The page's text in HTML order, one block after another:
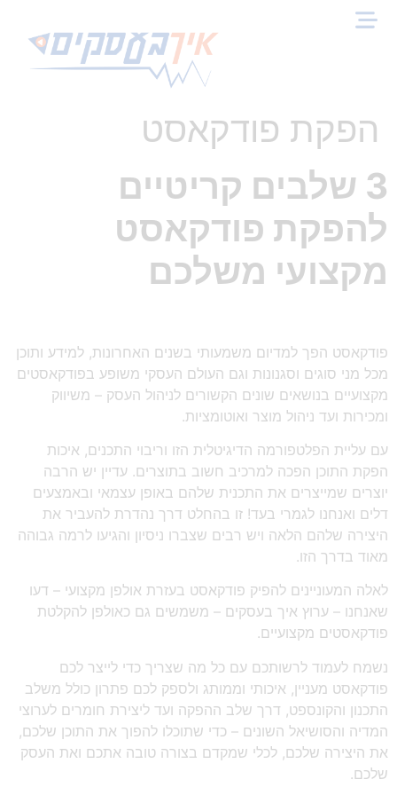
הפקת פודקאסט
3 שלבים קריטיים
להפקת פודקאסט
מקצועי משלכם
פודקאסט הפך למדיום משמעותי בשנים האחרונות, למידע ותוכן
מכל מני סוגים וסגנונות וגם העולם העסקי משופע בפודקאסטים
מקצועיים בנושאים שונים הקשורים לניהול העסק – משיווק
ומכירות ועד ניהול מוצר ואוטומציות.
עם עליית הפלטפורמה הדיגיטלית הזו וריבוי התכנים, איכות
הפקת התוכן הפכה למרכיב חשוב בתוצרים. עדיין יש הרבה
יוצרים שמייצרים את התכנית שלהם באופן עצמאי ובאמצעים
דלים ואנחנו לגמרי בעד! זו בהחלט דרך נהדרת להעביר את
היצירה שלהם הלאה ויש רבים שצברו ניסיון והגיעו לרמה גבוהה
מאוד בדרך הזו.
לאלה המעוניינים להפיק פודקאסט בעזרת אולפן מקצועי – דעו
שאנחנו – ערוץ איך בעסקים – משמשים גם כאולפן להקלטת
פודקאסטים מקצועיים.
נשמח לעמוד לרשותכם עם כל מה שצריך כדי לייצר לכם
פודקאסט מעניין, איכותי וממותג ולספק לכם פתרון כולל משלב
התכנון והקונספט, דרך שלב ההפקה ועד ליצירת חומרים לערוצי
המדיה והסושיאל השונים – כדי שתוכלו להפוך את התוכן שלכם,
את היצירה שלכם, לכלי שמקדם בצורה טובה אתכם ואת העסק
שלכם.